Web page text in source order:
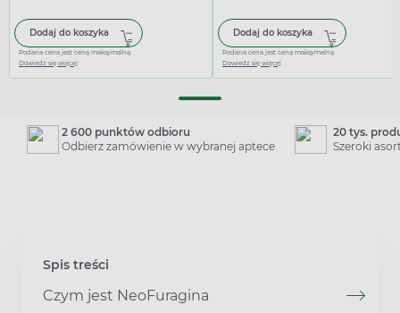
Dodaj do koszyka
Podana cena jest ceną maksymalną
Dowiedz się więcej
Dodaj do koszyka
Podana cena jest ceną maksymalną
Dowiedz się więcej
2 600 punktów odbioru
Odbierz zamówienie w wybranej aptece
20 tys.
Szeroki
Spis treści
Czym jest NeoFuragina